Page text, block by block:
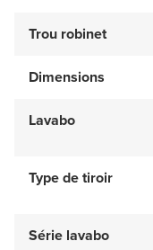
Trou robinet
Dimensions
Lavabo
Type de tiroir
Série lavabo